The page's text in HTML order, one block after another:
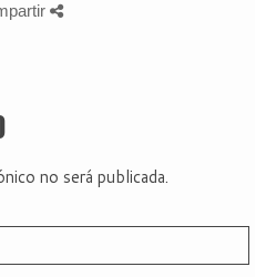
no será publicada.